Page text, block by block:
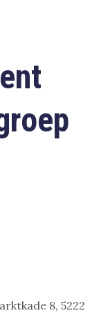
8, 5222